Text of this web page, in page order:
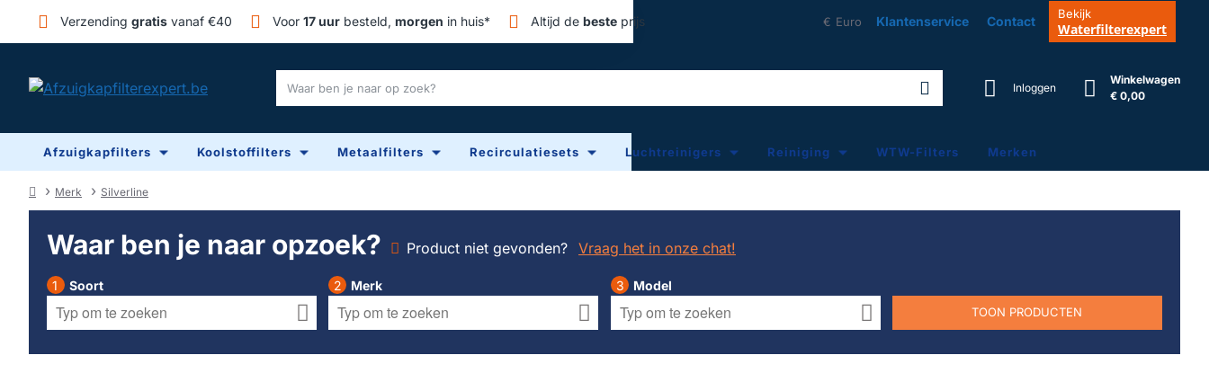
Verzending gratis vanaf €40 Voor 17 uur besteld, morgen in huis* Altijd de beste prijs € Euro Klantenservice Contact
Bekijk
Waterfilterexpert
Waar
je
naar
op
Inloggen
Winkelwagen
€ 0,00
Afzuigkapfilters Koolstoffilters Metaalfilters Recirculatiesets Luchtreinigers Reiniging WTW-Filters Merken
Merk Silverline
Waar ben je naar opzoek? Product niet gevonden? Vraag het in onze chat!
Soort Merk Model
TOON PRODUCTEN